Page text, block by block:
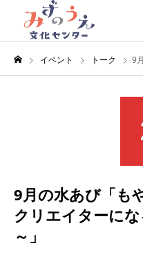
イベント トーク 9月
9月の水あび「も
クリエイターに
～」